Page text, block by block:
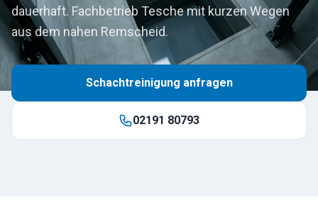
dauerhaft. Fachbetrieb Tesche mit kurzen Wegen
aus dem nahen Remscheid.
Schachtreinigung anfragen
02191 80793